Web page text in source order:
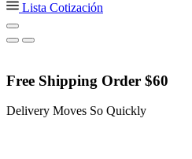
Lista Cotización
Free Shipping Order $60
Delivery Moves So Quickly